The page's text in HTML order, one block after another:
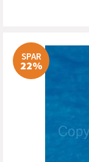
SPAR
22%